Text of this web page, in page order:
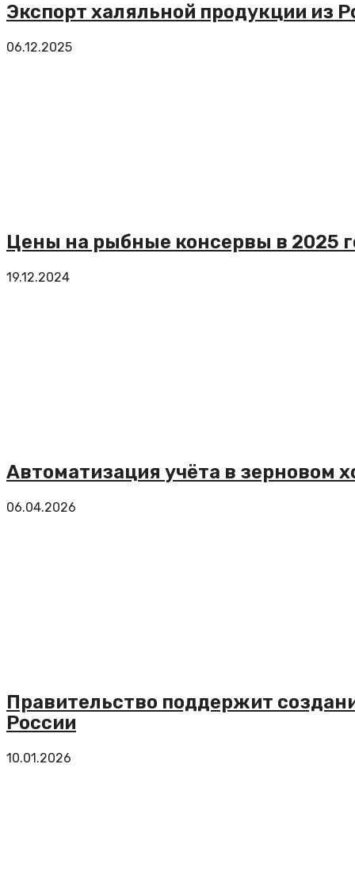
Экспорт халяльной продукции из
06.12.2025
Цены на рыбные консервы в 2025
19.12.2024
Автоматизация учёта в зерновом
06.04.2026
Правительство поддержит
России
10.01.2026